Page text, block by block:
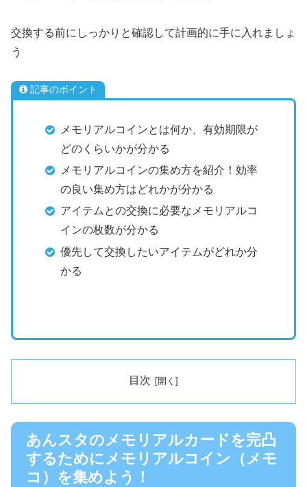
交換する前にしっかりと確認して計画的に手に入れましょ
う
記事のポイント
メモリアルコインとは何か、有効期限が
どのくらいかが分かる
メモリアルコインの集め方を紹介！効率
の良い集め方はどれかが分かる
アイテムとの交換に必要なメモリアルコ
インの枚数が分かる
優先して交換したいアイテムがどれか分
かる
目次
あんスタのメモリアルカードを完凸
するためにメモリアルコイン（メモ
コ）を集めよう！